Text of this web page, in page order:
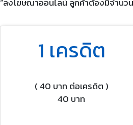
1 เครดิต
( 40 บาท ต่อเครดิต )
40 บาท